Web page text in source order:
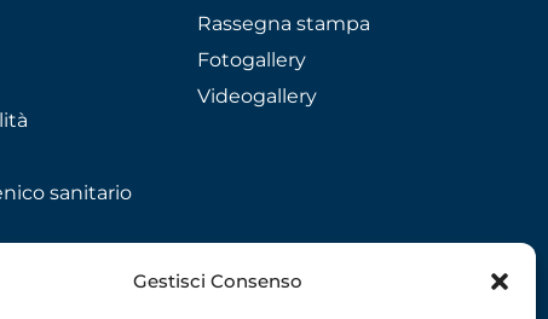
Gestisci Consenso
sanitario
Rassegna stampa
Fotogallery
Videogallery